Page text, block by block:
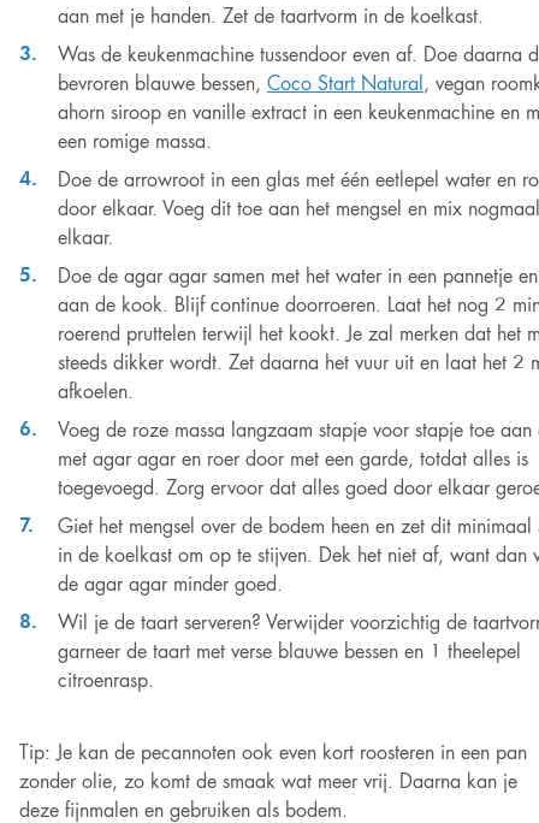
aan met je handen. Zet de taartvorm in de koelkast.
Was de keukenmachine tussendoor even af. Doe daarna
bevroren blauwe bessen, Coco Start Natural , vegan
ahorn siroop en vanille extract in een keukenmachine en
een romige massa.
Doe de arrowroot in een glas met één eetlepel water en
door elkaar. Voeg dit toe aan het mengsel en mix
elkaar.
Doe de agar agar samen met het water in een pannetje
aan de kook. Blijf continue doorroeren. Laat het nog 2
roerend pruttelen terwijl het kookt. Je zal merken dat het
steeds dikker wordt. Zet daarna het vuur uit en laat het 2
afkoelen.
Voeg de roze massa langzaam stapje voor stapje toe aan
met agar agar en roer door met een garde, totdat alles is
toegevoegd. Zorg ervoor dat alles goed door elkaar
Giet het mengsel over de bodem heen en zet dit minimaal
in de koelkast om op te stijven. Dek het niet af, want dan
de agar agar minder goed.
Wil je de taart serveren? Verwijder voorzichtig de
garneer de taart met verse blauwe bessen en 1 theelepel
citroenrasp.
Tip: Je kan de pecannoten ook even kort roosteren in een pan
zonder olie, zo komt de smaak wat meer vrij. Daarna kan je
deze fijnmalen en gebruiken als bodem.